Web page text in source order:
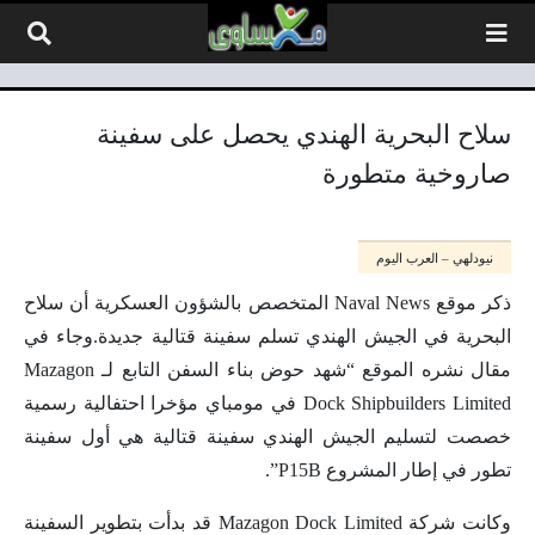
سلاح البحرية الهندي يحصل على سفينة
صاروخية متطورة
نيودلهي – العرب اليوم
ذكر موقع Naval News المتخصص بالشؤون العسكرية أن سلاح
البحرية في الجيش الهندي تسلم سفينة قتالية جديدة.وجاء في
مقال نشره الموقع “شهد حوض بناء السفن التابع لـ Mazagon
Dock Shipbuilders Limited في مومباي مؤخرا احتفالية رسمية
خصصت لتسليم الجيش الهندي سفينة قتالية هي أول سفينة
تطور في إطار المشروع P15B”.
وكانت شركة Mazagon Dock Limited قد بدأت بتطوير السفينة